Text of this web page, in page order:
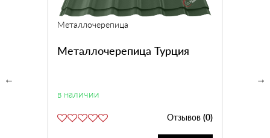
Металлочерепица
Металлочерепица Турция
в наличии
Отзывов (0)